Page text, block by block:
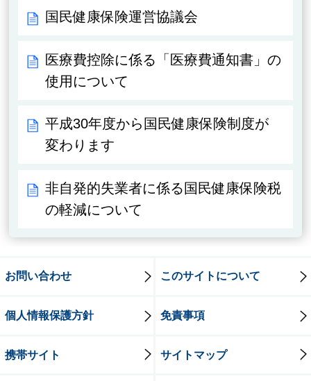
国民健康保険運営協議会
医療費控除に係る「医療費通知書」の
使用について
平成30年度から国民健康保険制度が
変わります
非自発的失業者に係る国民健康保険税
の軽減について
お問い合わせ このサイトについて
個人情報保護方針 免責事項
携帯サイト サイトマップ